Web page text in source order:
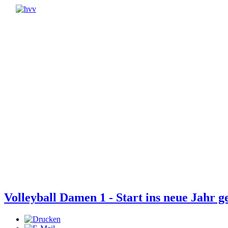
Volleyball Damen 1 - Start ins neue Jahr